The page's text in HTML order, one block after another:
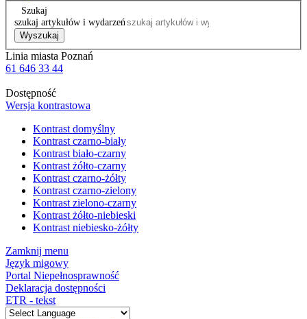
Szukaj
szukaj artykułów i wydarzeń
Wyszukaj
Linia miasta Poznań
61 646 33 44
Dostępność
Wersja kontrastowa
Kontrast domyślny
Kontrast czarno-biały
Kontrast biało-czarny
Kontrast żółto-czarny
Kontrast czarno-żółty
Kontrast czarno-zielony
Kontrast zielono-czarny
Kontrast żółto-niebieski
Kontrast niebiesko-żółty
Zamknij menu
Język migowy
Portal Niepełnosprawność
Deklaracja dostępności
ETR - tekst